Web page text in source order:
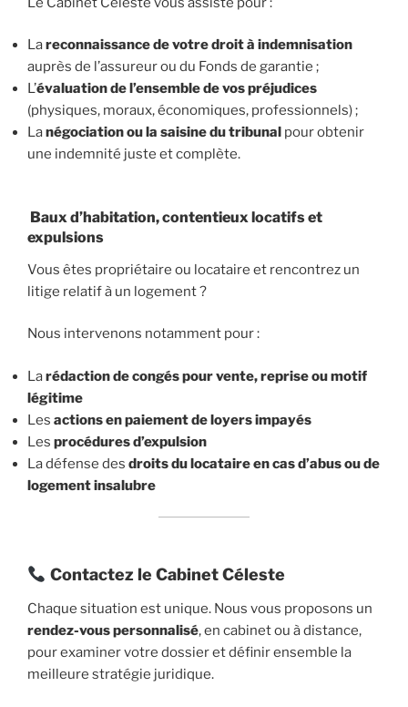
Lareconnaissance de votre droit à indemnisation
auprès de l’assureur ou du Fonds de garantie ;
L’évaluation de l’ensemble de vos préjudices
(physiques, moraux, économiques, professionnels) ;
Lanégociation ou la saisine du tribunal pour obtenir
une indemnité juste et complète.
Baux d’habitation, contentieux locatifs et
expulsions
Vous êtes propriétaire ou locataire et rencontrez un
litige relatif à un logement ?
Nous intervenons notamment pour :
Larédaction de congés pour vente, reprise ou motif
légitime
Les actions en paiement de loyers impayés
Les procédures d’expulsion
La défense des droits du locataire en cas d’abus ou de
logement insalubre
Contactez le Cabinet Céleste
Chaque situation est unique. Nous vous proposons un
rendez-vous personnalisé, en cabinet ou à distance,
pour examiner votre dossier et définir ensemble la
meilleure stratégie juridique.